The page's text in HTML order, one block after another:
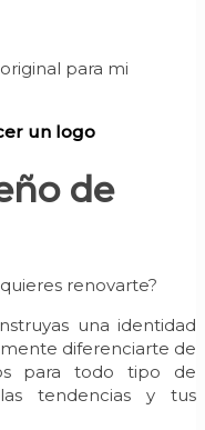
un logo
de
renovarte?
una identidad
diferenciarte de
para todo tipo de
tendencias y tus